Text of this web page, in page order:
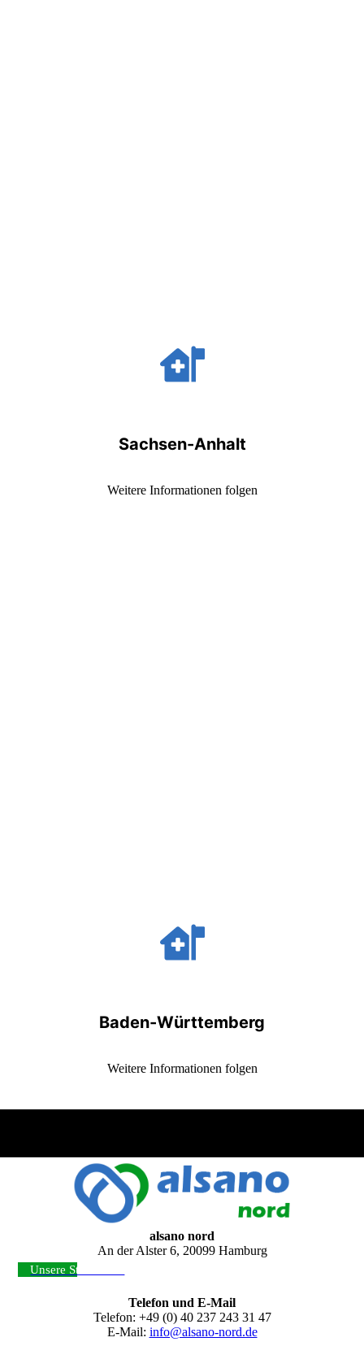
Sachsen-Anhalt
Weitere Informationen folgen
Baden-Württemberg
Weitere Informationen folgen
alsano nord
An der Alster 6, 20099 Hamburg
Unsere Standorte ›
Telefon und E-Mail
Telefon: +49 (0) 40 237 243 31 47
E-Mail: info@alsano-nord.de